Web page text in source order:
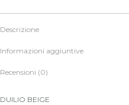
Descrizione
Informazioni aggiuntive
Recensioni (0)
DUILIO BEIGE